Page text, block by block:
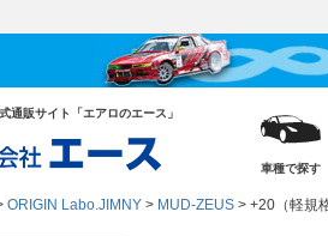
販サイト「エアロのエース」
車種で探す
ORIGIN Labo.JIMNY MUD-ZEUS +20（軽規